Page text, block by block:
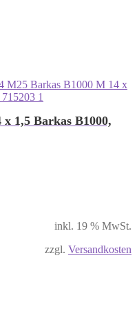
1,5 Barkas B1000,
inkl. 19 % MwSt.
zzgl. Versandkosten